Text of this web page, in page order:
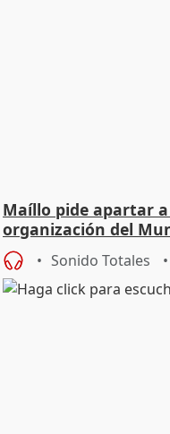
Maíllo pide apartar
organización del
Sonido Totales